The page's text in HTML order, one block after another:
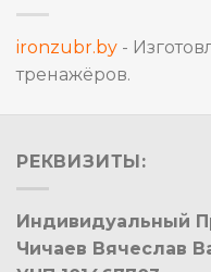
ironzubr.by -
тренажёров.
РЕКВИЗИТЫ:
Индивидуальный
Чичаев Вячеслав